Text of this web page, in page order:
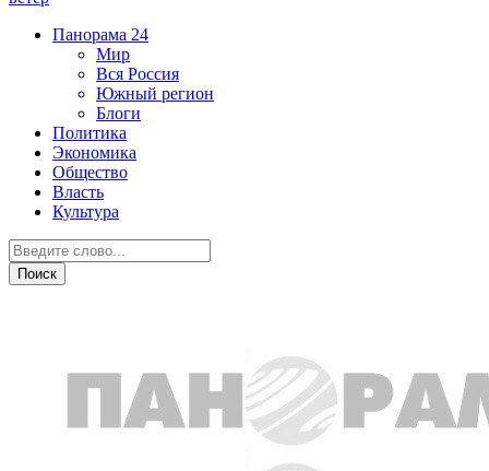
Панорама 24
Мир
Вся Россия
Южный регион
Блоги
Политика
Экономика
Общество
Власть
Культура